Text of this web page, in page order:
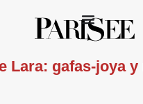
Lara: gafas-joya